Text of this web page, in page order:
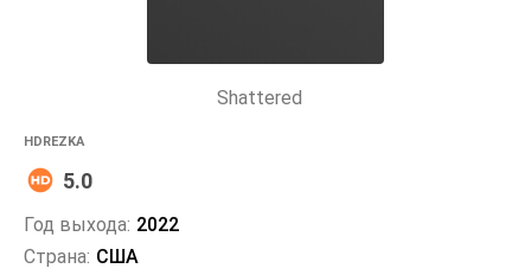
Shattered
HDREZKA
5.0
Год выхода: 2022
Страна: США